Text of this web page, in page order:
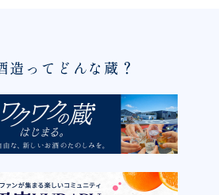
造ってどんな蔵？